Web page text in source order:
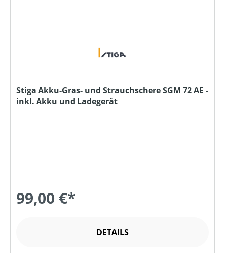
Stiga Akku-Gras- und Strauchschere SGM 72 AE -
inkl. Akku und Ladegerät
99,00 €*
DETAILS